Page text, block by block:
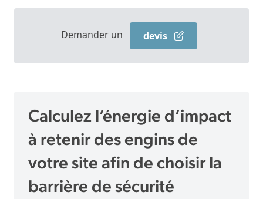
Demander un devis
Calculez l’énergie d’impact
à retenir des engins de
votre site afin de choisir la
barrière de sécurité